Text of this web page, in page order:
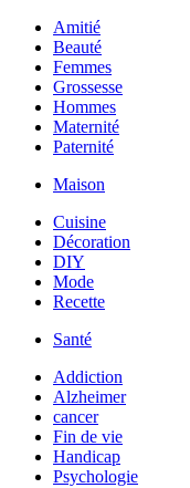
Amitié
Beauté
Femmes
Grossesse
Hommes
Maternité
Paternité
Maison
Cuisine
Décoration
DIY
Mode
Recette
Santé
Addiction
Alzheimer
cancer
Fin de vie
Handicap
Psychologie